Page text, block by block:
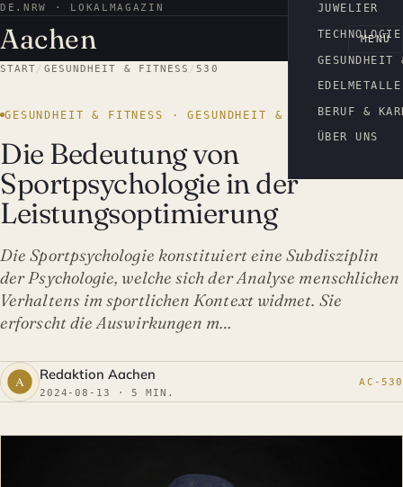
DE.NRW · LOKALMAGAZIN AACHEN
Aachen MENÜ
JUWELIER
EDELMETALLE
BERUF &
ÜBER UNS
START/ GESUNDHEIT & FITNESS /530
GESUNDHEIT & FITNESS · GESUNDHEIT & FITNESS
Die Bedeutung von
Sportpsychologie in der
Leistungsoptimierung
Die Sportpsychologie konstituiert eine Subdisziplin
der Psychologie, welche sich der Analyse menschlichen
Verhaltens im sportlichen Kontext widmet. Sie
erforscht die Auswirkungen m…
Redaktion Aachen
2024-08-13 · 5 MIN.
AC-530